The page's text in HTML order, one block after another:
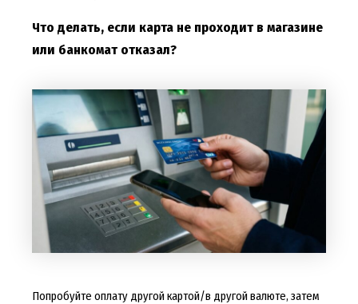
Что делать, если карта не проходит в магазине
или банкомат отказал?
Попробуйте оплату другой картой/в другой валюте, затем